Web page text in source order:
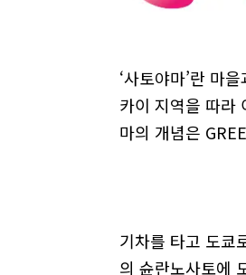
‘사토야마’란 마
카이 지역을 따라
마의 개념은
기차를 타고 도쿄
의 슌란노사토에